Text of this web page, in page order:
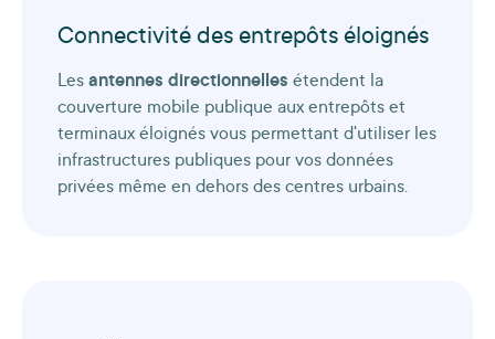
Connectivité des entrepôts éloignés
Les antennes directionnelles étendent la
couverture mobile publique aux entrepôts et
terminaux éloignés vous permettant d'utiliser les
infrastructures publiques pour vos données
privées même en dehors des centres urbains.